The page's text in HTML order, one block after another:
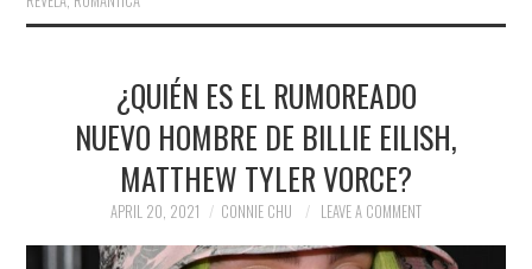
¿QUIÉN ES EL RUMOREADO
NUEVO HOMBRE DE BILLIE EILISH,
MATTHEW TYLER VORCE?
APRIL 20, 2021 CONNIE CHU LEAVE A COMMENT